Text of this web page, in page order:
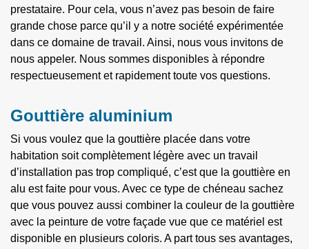
prestataire. Pour cela, vous n’avez pas besoin de faire
grande chose parce qu’il y a notre société expérimentée
dans ce domaine de travail. Ainsi, nous vous invitons de
nous appeler. Nous sommes disponibles à répondre
respectueusement et rapidement toute vos questions.
Gouttière aluminium
Si vous voulez que la gouttière placée dans votre
habitation soit complètement légère avec un travail
d’installation pas trop compliqué, c’est que la gouttière en
alu est faite pour vous. Avec ce type de chéneau sachez
que vous pouvez aussi combiner la couleur de la gouttière
avec la peinture de votre façade vue que ce matériel est
disponible en plusieurs coloris. A part tous ses avantages,